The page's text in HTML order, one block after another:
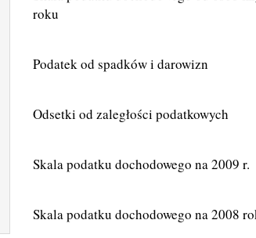
roku
Podatek od spadków i darowizn
Odsetki od zaległości podatkowych
Skala podatku dochodowego na 2009 r.
Skala podatku dochodowego na 2008